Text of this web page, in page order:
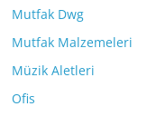
Mutfak Dwg
Mutfak Malzemeleri
Müzik Aletleri
Ofis